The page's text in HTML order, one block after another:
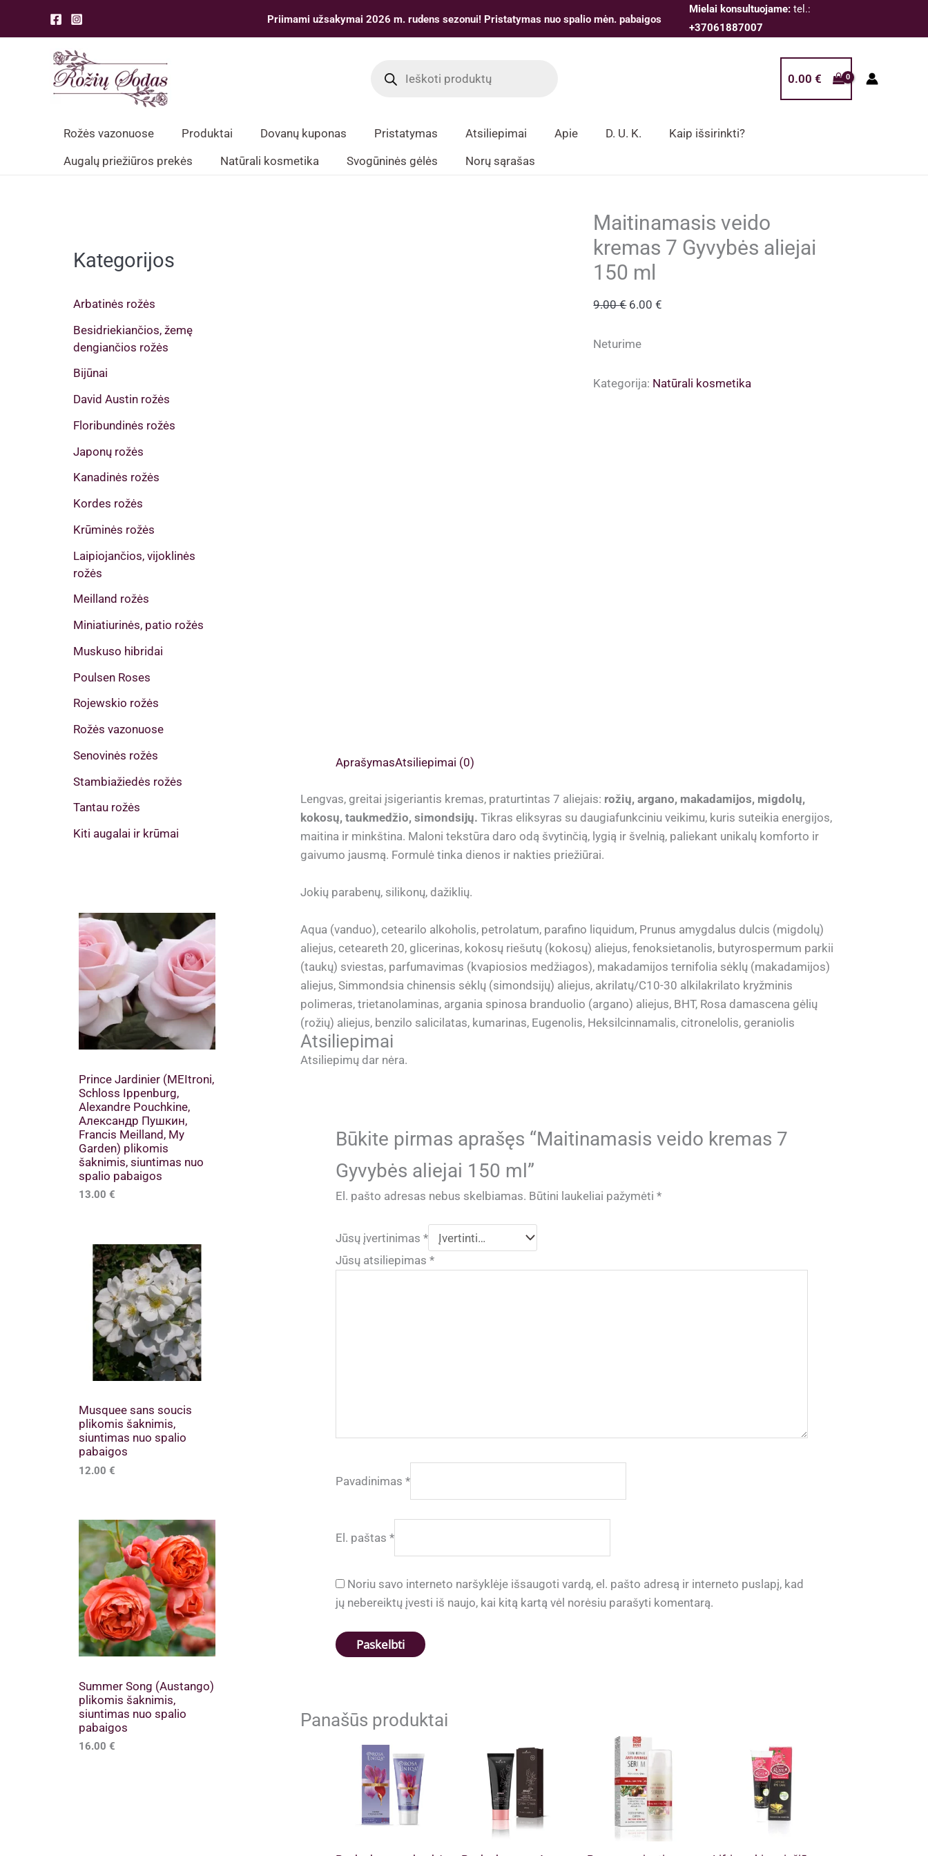
Priimami užsakymai 2026 m. rudens sezonui! Pristatymas nuo spalio mėn. pabaigos
Mielai konsultuojame: tel.:
+37061887007
search
0.00 €
Rožės vazonuose Produktai Dovanų kuponas Pristatymas Atsiliepimai Apie D. U. K.
Kaip išsirinkti?
Augalų priežiūros prekės
Natūrali kosmetika Svogūninės gėlės Norų sąrašas
Kategorijos
Arbatinės rožės
Besidriekiančios, žemę
dengiančios rožės
Bijūnai
David Austin rožės
Floribundinės rožės
Japonų rožės
Kanadinės rožės
Kordes rožės
Krūminės rožės
Laipiojančios, vijoklinės
rožės
Meilland rožės
Miniatiurinės, patio rožės
Muskuso hibridai
Poulsen Roses
Rojewskio rožės
Rožės vazonuose
Senovinės rožės
Stambiažiedės rožės
Tantau rožės
Kiti augalai ir krūmai
Prince Jardinier (MEItroni,
Schloss Ippenburg,
Alexandre Pouchkine,
Александр Пушкин,
Francis Meilland, My
Garden) plikomis
šaknimis, siuntimas nuo
spalio pabaigos
13.00 €
Musquee sans soucis
plikomis šaknimis,
siuntimas nuo spalio
pabaigos
12.00 €
Summer Song (Austango)
plikomis šaknimis,
siuntimas nuo spalio
pabaigos
16.00 €
Maitinamasis veido
kremas 7 Gyvybės aliejai
150 ml
9.00€ Original
was:
6.00€
Neturime
Kategorija: Natūrali kosmetika
AprašymasAtsiliepimai (0)
Lengvas, greitai įsigeriantis kremas, praturtintas 7 aliejais: rožių, argano, makadamijos, migdolų,
kokosų, taukmedžio, simondsijų. Tikras eliksyras su daugiafunkciniu veikimu, kuris suteikia energijos,
maitina ir minkština. Maloni tekstūra daro odą švytinčią, lygią ir švelnią, paliekant unikalų komforto ir
gaivumo jausmą. Formulė tinka dienos ir nakties priežiūrai.
Jokių parabenų, silikonų, dažiklių.
Aqua (vanduo), cetearilo alkoholis, petrolatum, parafino liquidum, Prunus amygdalus dulcis (migdolų)
aliejus, ceteareth 20, glicerinas, kokosų riešutų (kokosų) aliejus, fenoksietanolis, butyrospermum parkii
(taukų) sviestas, parfumavimas (kvapiosios medžiagos), makadamijos ternifolia sėklų (makadamijos)
aliejus, Simmondsia chinensis sėklų (simondsijų) aliejus, akrilatų/C10-30 alkilakrilato kryžminis
polimeras, trietanolaminas, argania spinosa branduolio (argano) aliejus, BHT, Rosa damascena gėlių
(rožių) aliejus, benzilo salicilatas, kumarinas, Eugenolis, Heksilcinnamalis, citronelolis, geraniolis
Atsiliepimai
Atsiliepimų dar nėra.
Būkite pirmas aprašęs “Maitinamasis veido kremas 7
Gyvybės aliejai 150 ml”
El. pašto adresas nebus skelbiamas. Būtini laukeliai pažymėti *
Jūsų įvertinimas *
Jūsų atsiliepimas *
Pavadinimas *
El. paštas *
Noriu savo interneto naršyklėje išsaugoti vardą, el. pašto adresą ir interneto puslapį, kad
jų nebereiktų įvesti iš naujo, kai kitą kartą vėl norėsiu parašyti komentarą.
Panašūs produktai